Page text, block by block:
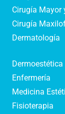
Cirugía Mayor
Cirugía
Dermatología
Dermoestética
Enfermería
Medicina
Fisioterapia